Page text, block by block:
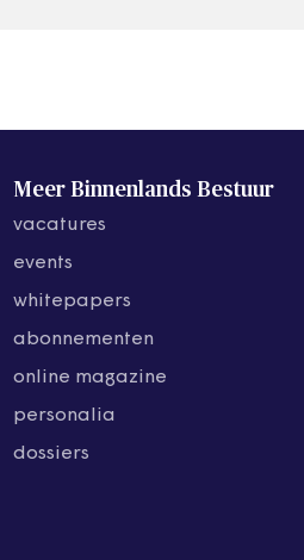
Meer Binnenlands Bestuur
vacatures
events
whitepapers
abonnementen
online magazine
personalia
dossiers